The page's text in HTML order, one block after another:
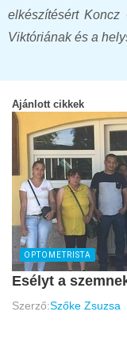
elkészítésértKoncz
Viktóriának és a
Ajánlott cikkek
OPTOMETRISTA
Esélyt a
Szerző:Szőke Zsuzsa